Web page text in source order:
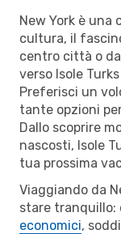
New York è una
cultura, il
centro città o
verso Isole
Preferisci un
tante opzioni
Dallo scoprire
nascosti, Isole
tua prossima
Viaggiando da
stare tranquillo:
economici,